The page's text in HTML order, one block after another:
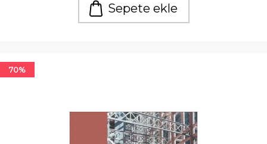
Sepete ekle
70%